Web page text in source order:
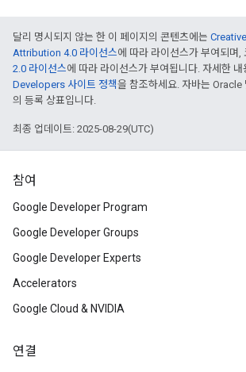
달리 명시되지 않는 한 이 페이지의 콘텐츠에는
Attribution 4.0 라이선스에 따라 라이선스가 부여되며,
2.0 라이선스에 따라 라이선스가 부여됩니다. 자세한 내
Developers 사이트 정책을 참조하세요. 자바는
의 등록 상표입니다.
최종 업데이트: 2025-08-29(UTC)
참여
Google Developer Program
Google Developer Groups
Google Developer Experts
Accelerators
Google Cloud & NVIDIA
연결